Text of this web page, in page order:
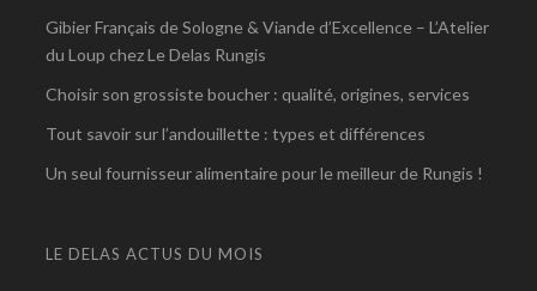
Gibier Français de Sologne & Viande d’Excellence – L’Atelier
du Loup chez Le Delas Rungis
Choisir son grossiste boucher : qualité, origines, services
Tout savoir sur l’andouillette : types et différences
Un seul fournisseur alimentaire pour le meilleur de Rungis !
LE DELAS ACTUS DU MOIS